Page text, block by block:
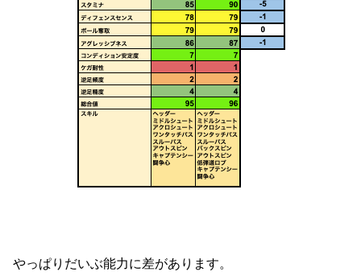
やっぱりだいぶ能力に差があります。